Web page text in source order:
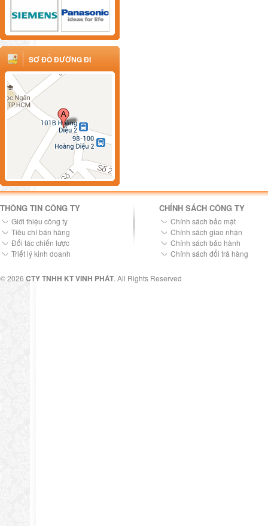
SƠ ĐỒ ĐƯỜNG ĐI
THÔNG TIN CÔNG TY
Giới thiệu công ty
Tiêu chí bán hàng
Đối tác chiến lược
Triết lý kinh doanh
CHÍNH SÁCH CÔNG TY
Chính sách bảo mật
Chính sách giao nhận
Chính sách bảo hành
Chính sách đổi trả hàng
© 2026 CTY TNHH KT VINH PHÁT. All Rights Reserved